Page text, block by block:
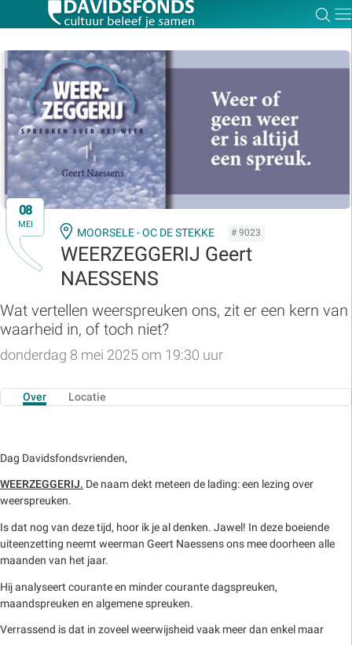
08
MEI
MOORSELE - OC DE STEKKE # 9023
WEERZEGGERIJ Geert
NAESSENS
Wat vertellen weerspreuken ons, zit er een kern van
waarheid in, of toch niet?
donderdag 8 mei 2025 om 19:30 uur
Over Locatie
Dag Davidsfondsvrienden,
WEERZEGGERIJ. De naam dekt meteen de lading: een lezing over
weerspreuken.
Is dat nog van deze tijd, hoor ik je al denken. Jawel! In deze boeiende
uiteenzetting neemt weerman Geert Naessens ons mee doorheen alle
maanden van het jaar.
Hij analyseert courante en minder courante dagspreuken,
maandspreuken en algemene spreuken.
Verrassend is dat in zoveel weerwijsheid vaak meer dan enkel maar
Zoek:
Zoeken